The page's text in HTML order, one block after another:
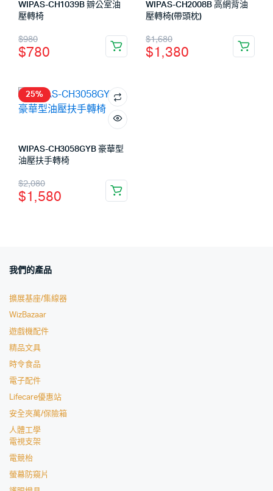
WIPAS-CH1039B 辧公室油
壓轉椅
$980
$780
WIPAS-CH2008B 高網背油
壓轉椅(帶頭枕)
$1,680
$1,380
25%
WIPAS-CH3058GYB 豪華型
油壓扶手轉椅
$2,080
$1,580
我們的產品
擴展基座/集線器
WizBazaar
遊戲機配件
精品文具
時令食品
電子配件
Lifecare優惠站
安全夾萬/保險箱
人體工學
電視支架
電競枱
螢幕防窺片